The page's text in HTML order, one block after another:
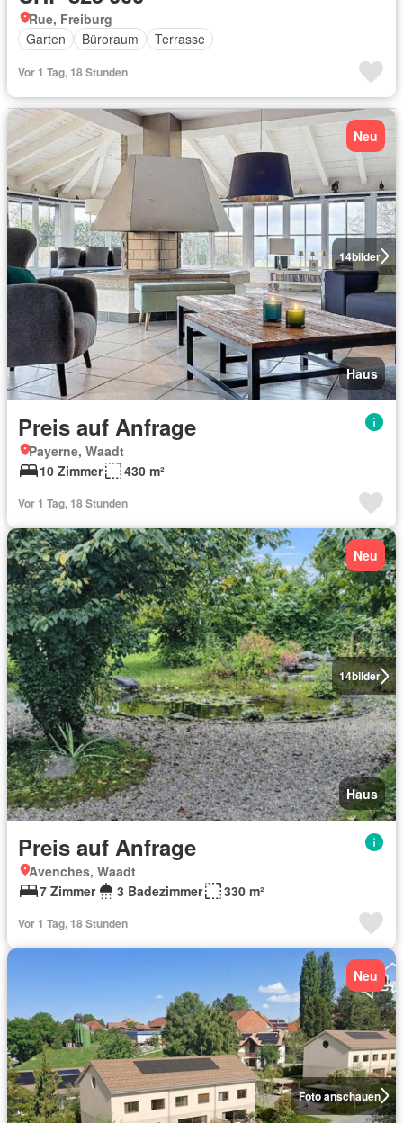
Rue, Freiburg
Garten
Büroraum Terrasse
Vor 1 Tag, 18 Stunden
14bilder
Neu
Haus
Preis auf Anfrage
Payerne, Waadt
10 Zimmer
430 m²
Vor 1 Tag, 18 Stunden
14bilder
Neu
Haus
Preis auf Anfrage
Avenches, Waadt
7 Zimmer
3 Badezimmer 330 m²
Vor 1 Tag, 18 Stunden
Foto anschauen
Neu